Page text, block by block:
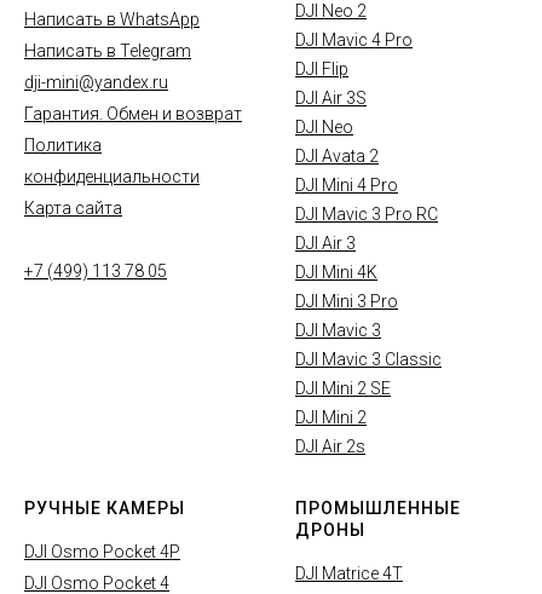
Написать в WhatsApp
Написать в Telegram
dji-mini@yandex.ru
Гарантия. Обмен и возврат
Политика
конфиденциальности
Карта сайта
+7 (499) 113 78 05
DJI Neo 2
DJI Mavic 4 Pro
DJI Flip
DJI Air 3S
DJI Neo
DJI Avata 2
DJI Mini 4 Pro
DJI Mavic 3 Pro RC
DJI Air 3
DJI Mini 4K
DJI Mini 3 Pro
DJI Mavic 3
DJI Mavic 3 Classic
DJI Mini 2 SE
DJI Mini 2
DJI Air 2s
РУЧНЫЕ КАМЕРЫ
DJI Osmo Pocket 4P
DJI Osmo Pocket 4
ПРОМЫШЛЕННЫЕ
ДРОНЫ
DJI Matrice 4T